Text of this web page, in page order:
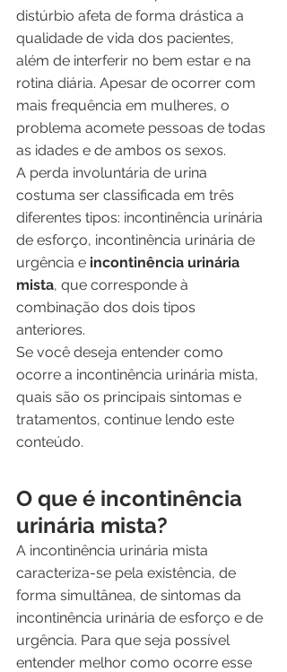
distúrbio afeta de forma drástica a
qualidade de vida dos pacientes,
além de interferir no bem estar e na
rotina diária. Apesar de ocorrer com
mais frequência em mulheres, o
problema acomete pessoas de todas
as idades e de ambos os sexos.
A perda involuntária de urina
costuma ser classificada em três
diferentes tipos: incontinência urinária
de esforço, incontinência urinária de
urgência e incontinência urinária
mista, que corresponde à
combinação dos dois tipos
anteriores.
Se você deseja entender como
ocorre a incontinência urinária mista,
quais são os principais sintomas e
tratamentos, continue lendo este
conteúdo.
O que é incontinência
urinária mista?
A incontinência urinária mista
caracteriza-se pela existência, de
forma simultânea, de sintomas da
incontinência urinária de esforço e de
urgência. Para que seja possível
entender melhor como ocorre esse